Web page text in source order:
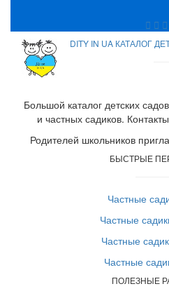
DITY IN UA КАТАЛОГ
Большой каталог детских
и частных садиков.
Родителей школьников
БЫСТРЫЕ
Частные
Частные
Частные
Частные
ПОЛЕЗНЫЕ